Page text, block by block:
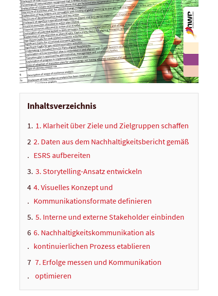
Inhaltsverzeichnis
1. Klarheit über Ziele und Zielgruppen schaffen
2. Daten aus dem Nachhaltigkeitsbericht gemäß
ESRS aufbereiten
3. Storytelling-Ansatz entwickeln
4. Visuelles Konzept und
Kommunikationsformate definieren
5. Interne und externe Stakeholder einbinden
6. Nachhaltigkeitskommunikation als
kontinuierlichen Prozess etablieren
7. Erfolge messen und Kommunikation
optimieren